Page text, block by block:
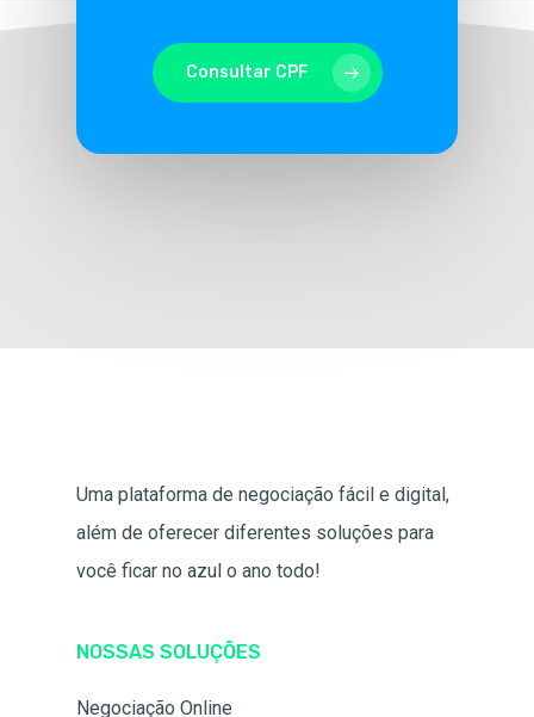
Consultar CPF
Uma plataforma de negociação fácil e digital,
além de oferecer diferentes soluções para
você ficar no azul o ano todo!
NOSSAS SOLUÇÕES
Negociação Online